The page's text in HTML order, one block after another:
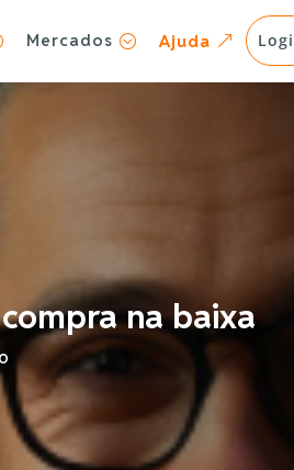
;
Mercados &
Ajuda
na baixa